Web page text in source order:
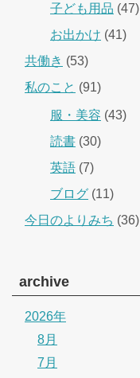
子ども用品 (47)
お出かけ (41)
共働き (53)
私のこと (91)
服・美容 (43)
読書 (30)
英語 (7)
ブログ (11)
今日のよりみち (36)
archive
2026年
8月
7月